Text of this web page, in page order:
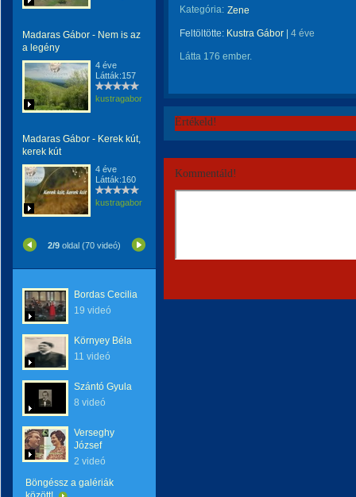
Madaras Gábor - Nem is az
a legény
4 éve
Látták:157
kustragabor
Madaras Gábor - Kerek kút,
kerek kút
4 éve
Látták:160
kustragabor
2/9 oldal (70 videó)
Bordas Cecilia
19 videó
Környey Béla
11 videó
Szántó Gyula
8 videó
Verseghy
József
2 videó
Böngéssz a galériák
Kategória: Zene
Feltöltötte: Kustra Gábor 4 éve
Látta 176 ember.
Értékeld!
Kommentáld!